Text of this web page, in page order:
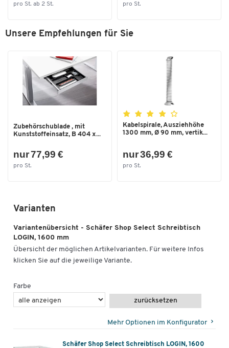
pro St. ab 2 St. pro St.
Unsere Empfehlungen für Sie
Zubehörschublade , mit
Kunststoffeinsatz, B 404 x...
nur 77,99 €
pro St.
Kabelspirale, Ausziehhöhe
1300 mm, Ø 90 mm, vertik...
nur 36,99 €
pro St.
Varianten
Variantenübersicht - Schäfer Shop Select Schreibtisch
LOGIN, 1600 mm
Übersicht der möglichen Artikelvarianten. Für weitere Infos
klicken Sie auf die jeweilige Variante.
Farbe
zurücksetzen
Mehr Optionen im Konfigurator
Schäfer Shop Select Schreibtisch LOGIN, 1600